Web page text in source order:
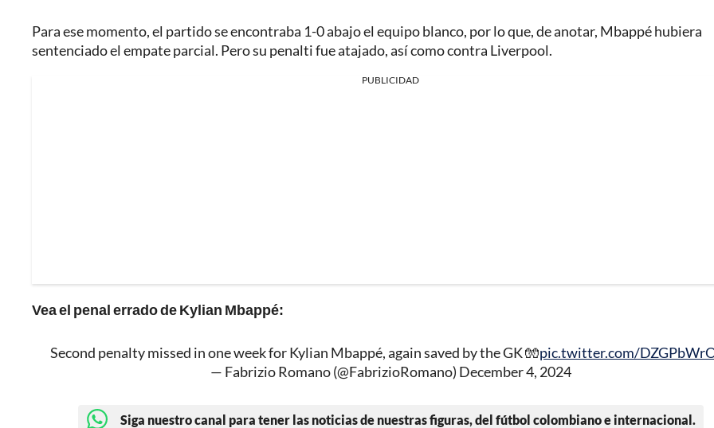
Para ese momento, el partido se encontraba 1-0 abajo el equipo blanco, por lo que, de anotar, Mbappé hubiera
sentenciado el empate parcial. Pero su penalti fue atajado, así como contra Liverpool.
PUBLICIDAD
Vea el penal errado de Kylian Mbappé:
Second penalty missed in one week for Kylian Mbappé, again saved by the GK 🧤pic.twitter.com/
— Fabrizio Romano (@FabrizioRomano) December 4, 2024
Siga nuestro canal para tener las noticias de nuestras figuras, del fútbol colombiano e internacional.